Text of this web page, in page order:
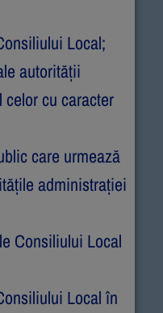
Local;
autorităţii
cu caracter
care urmează
administraţiei
Consiliului Local
Local în